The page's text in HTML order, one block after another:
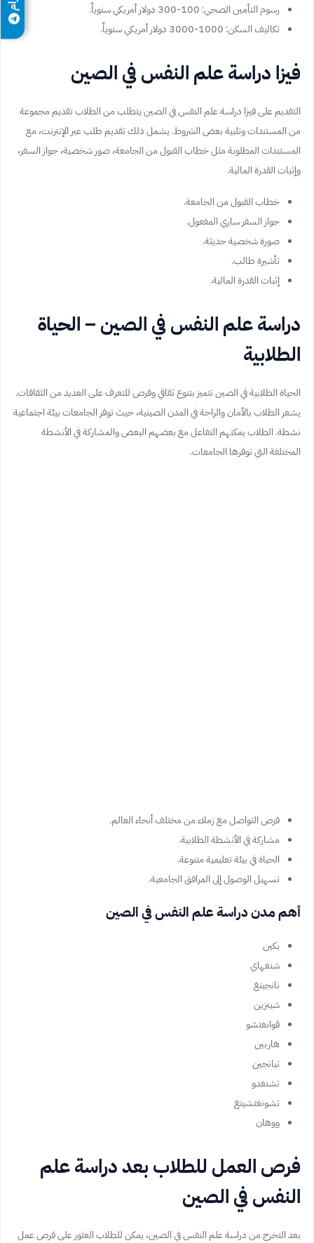
رسوم التأمين الصحي: 100-300 دولار أمريكي سنوياً.
تكاليف السكن: 1000-3000 دولار أمريكي سنوياً.
فيزا دراسة علم النفس في الصين
التقديم على فيزا دراسة علم النفس في الصين يتطلب من الطلاب تقديم مجموعة
من المستندات وتلبية بعض الشروط. يشمل ذلك تقديم طلب عبر الإنترنت، مع
المستندات المطلوبة مثل خطاب القبول من الجامعة، صور شخصية، جواز السفر،
وإثبات القدرة المالية.
خطاب القبول من الجامعة.
جواز السفر ساري المفعول.
صورة شخصية حديثة.
تأشيرة طالب.
إثبات القدرة المالية.
دراسة علم النفس في الصين – الحياة
الطلابية
الحياة الطلابية في الصين تتميز بتنوع ثقافي وفرص للتعرف على العديد من الثقافات.
يشعر الطلاب بالأمان والراحة في المدن الصينية، حيث توفر الجامعات بيئة اجتماعية
نشطة. الطلاب يمكنهم التفاعل مع بعضهم البعض والمشاركة في الأنشطة
المختلفة التي توفرها الجامعات.
فرص التواصل مع زملاء من مختلف أنحاء العالم.
مشاركة في الأنشطة الطلابية.
الحياة في بيئة تعليمية متنوعة.
تسهيل الوصول إلى المرافق الجامعية.
أهم مدن دراسة علم النفس في الصين
بكين
شنغهاي
نانجينغ
شينزين
قوانغتشو
هاربين
تيانجين
تشنغدو
تشونغتشينغ
ووهان
فرص العمل للطلاب بعد دراسة علم
النفس في الصين
بعد التخرج من دراسة علم النفس في الصين، يمكن للطلاب العثور على فرص عمل